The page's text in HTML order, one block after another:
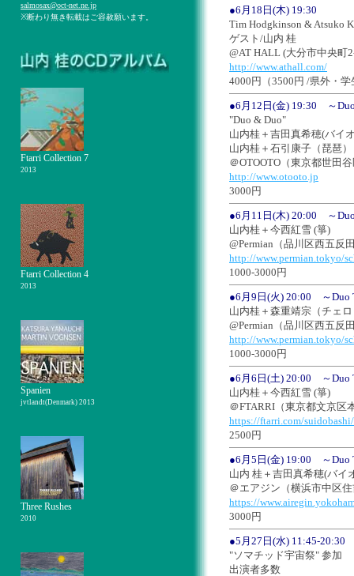
salmosax@oct-net.ne.jp
※断わり無き転載はご容赦願います。
Ftarri Collection 7
2013
Ftarri Collection 4
2013
Spanien
jvtlandt(Denmark) 2013
Three Rushes
2010
●6月18日(木) 19:30
Tim Hodgkinson & Atsuko
ゲスト/山内 桂
@AT HALL (大分市中央町
http://www.athall.com/
4000円（3500円 /県外・
●6月12日(金) 19:30 ～
"Duo & Duo"
山内桂＋吉田真希穂(バイ
山内桂＋石引康子（琵琶）
＠OTOOTO（東京都世田
http://www.otooto.jp
3000円
●6月11日(木) 20:00 ～
山内桂＋今西紅雪 (箏)
@Permian（品川区西五反
http://www.permian.tokyo/
1000-3000円
●6月9日(火) 20:00 ～Duo
山内桂＋森重靖宗（チェ
@Permian（品川区西五反
http://www.permian.tokyo/
1000-3000円
●6月6日(土) 20:00 ～Duo
山内桂＋今西紅雪 (箏)
＠FTARRI（東京都文京区
https://ftarri.com/suidobashi/
2500円
●6月5日(金) 19:00 ～Duo
山内 桂＋吉田真希穂(バイ
＠エアジン（横浜市中区
https://
3000円
●5月27日(水) 11:45-20:30
"ソマチッド宇宙祭" 参加
出演者多数